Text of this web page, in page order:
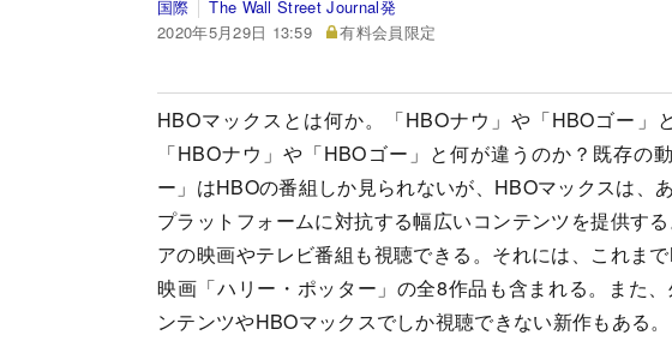
国際
The Wall Street Journal発
2020年5月29日 13:59
有料会員限定
HBOマックスとは何か。「HBOナウ」や「HBOゴー」
「HBOナウ」や「HBOゴー」と何が違うのか？既存
ー」はHBOの番組しか見られないが、HBOマックスは、
プラットフォームに対抗する幅広いコンテンツを提供す
アの映画やテレビ番組も視聴できる。それには、これま
映画「ハリー・ポッター」の全8作品も含まれる。また
ンテンツやHBOマックスでしか視聴できない新作もある。